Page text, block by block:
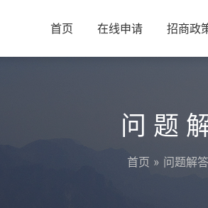
首页 在线申请 招商政
问题
首页 » 问题解答